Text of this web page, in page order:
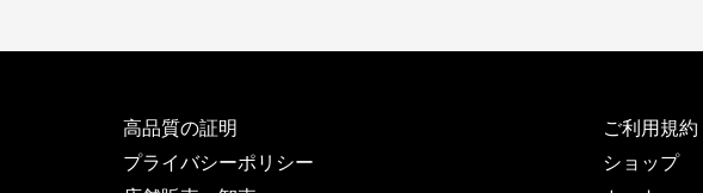
高品質の証明
プライバシーポリシー
ご利用規約
ショップ